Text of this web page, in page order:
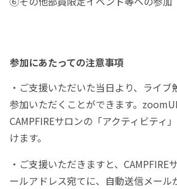
参加にあたっての注意事項
・ご支援いただいた当日より、ライ
参加いただくことができます。
CAMPFIREサロンの「アクティビティ
けます。
・ご支援いただきますと、CAMPFIRE
ールアドレス宛てに、自動送信メール